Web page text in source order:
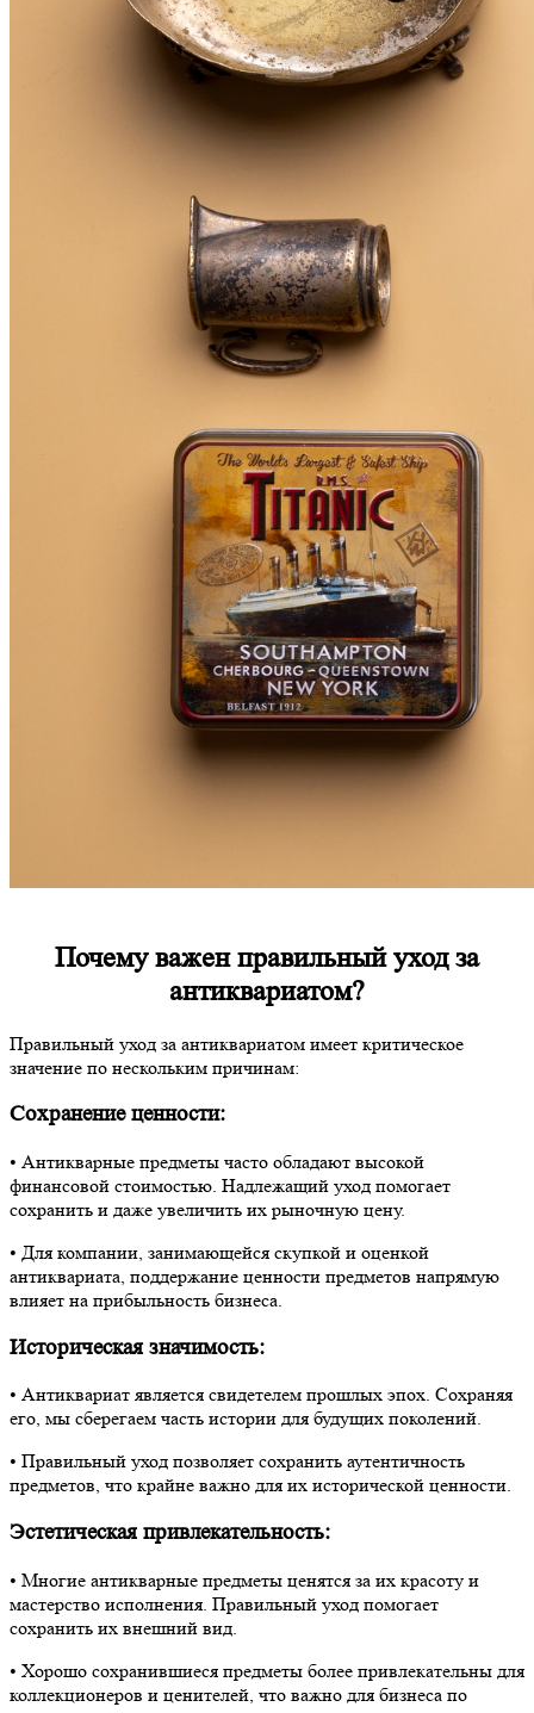
Почему важен правильный уход за
антиквариатом?
Правильный уход за антиквариатом имеет критическое
значение по нескольким причинам:
Сохранение ценности:
• Антикварные предметы часто обладают высокой
финансовой стоимостью. Надлежащий уход помогает
сохранить и даже увеличить их рыночную цену.
• Для компании, занимающейся скупкой и оценкой
антиквариата, поддержание ценности предметов напрямую
влияет на прибыльность бизнеса.
Историческая значимость:
• Антиквариат является свидетелем прошлых эпох. Сохраняя
его, мы сберегаем часть истории для будущих поколений.
• Правильный уход позволяет сохранить аутентичность
предметов, что крайне важно для их исторической ценности.
Эстетическая привлекательность:
• Многие антикварные предметы ценятся за их красоту и
мастерство исполнения. Правильный уход помогает
сохранить их внешний вид.
• Хорошо сохранившиеся предметы более привлекательны для
коллекционеров и ценителей, что важно для бизнеса по